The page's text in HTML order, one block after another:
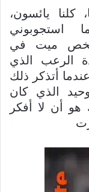
كلنا يائسون،
استجوبوني
شخص ميت في
الرعب الذي
أتذكر ذلك
الذي كان
أن لا أفكر